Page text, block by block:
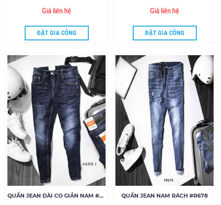
Giá liên hệ
ĐẶT GIA CÔNG
Giá liên hệ
ĐẶT GIA CÔNG
QUẦN JEAN DÀI CO GIẢN NAM #650 QUẦN JEAN NAM RÁCH #R678